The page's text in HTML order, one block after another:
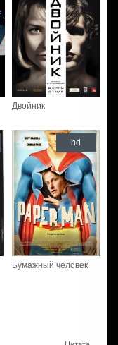
Двойник
Бумажный человек
hd